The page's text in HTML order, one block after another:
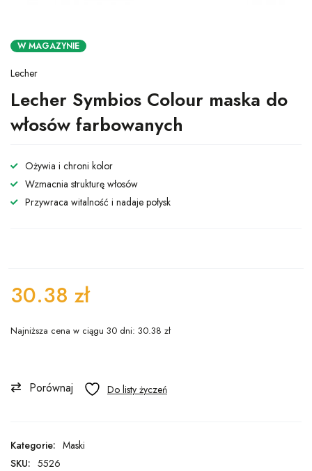
W MAGAZYNIE
Lecher
Lecher Symbios Colour maska do
włosów farbowanych
Ożywia i chroni kolor
Wzmacnia strukturę włosów
Przywraca witalność i nadaje połysk
30.38 zł
Najniższa cena w ciągu 30 dni: 30.38 zł
Porównaj
Kategorie: Maski
SKU: 5526